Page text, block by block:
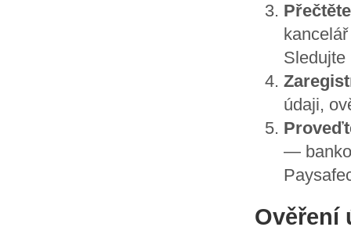
Sledujte
údaji,
—
Ověření